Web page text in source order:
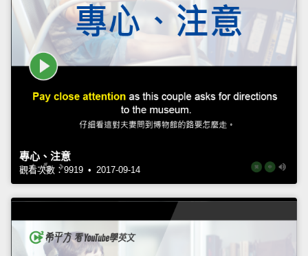
專心、注意
觀看次數：9919 • 2017-09-14